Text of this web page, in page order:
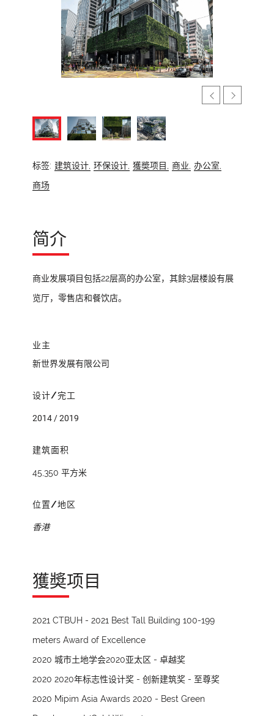
标签: 建筑设计, 环保设计, 獲奬项目, 商业, 办公室,
商场
简介
商业发展項目包括22层高的办公室，其餘3层楼設有展
览厅，零售店和餐饮店。
业主
新世界发展有限公司
设计/完工
2014 / 2019
建筑面积
45,350 平方米
位置/地区
香港
獲奬项目
2021 CTBUH - 2021 Best Tall Building 100-199
meters Award of Excellence
2020 城市土地学会2020亚太区 - 卓越奖
2020 2020年标志性设计奖 - 创新建筑奖 - 至尊奖
2020 Mipim Asia Awards 2020 - Best Green